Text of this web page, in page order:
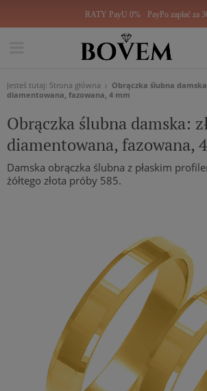
RATY PayU 0% PayPo zapłać za
Jesteś tutaj: Strona główna
Obrączka ślubna
diamentowana, fazowana, 4 mm
Obrączka ślubna damska:
diamentowana, fazowana,
Damska obrączka ślubna z płaskim
żółtego złota próby 585.